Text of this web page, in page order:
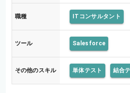
職種 ITコンサルタント
ツール Salesforce
その他のスキル 単体テスト 結合